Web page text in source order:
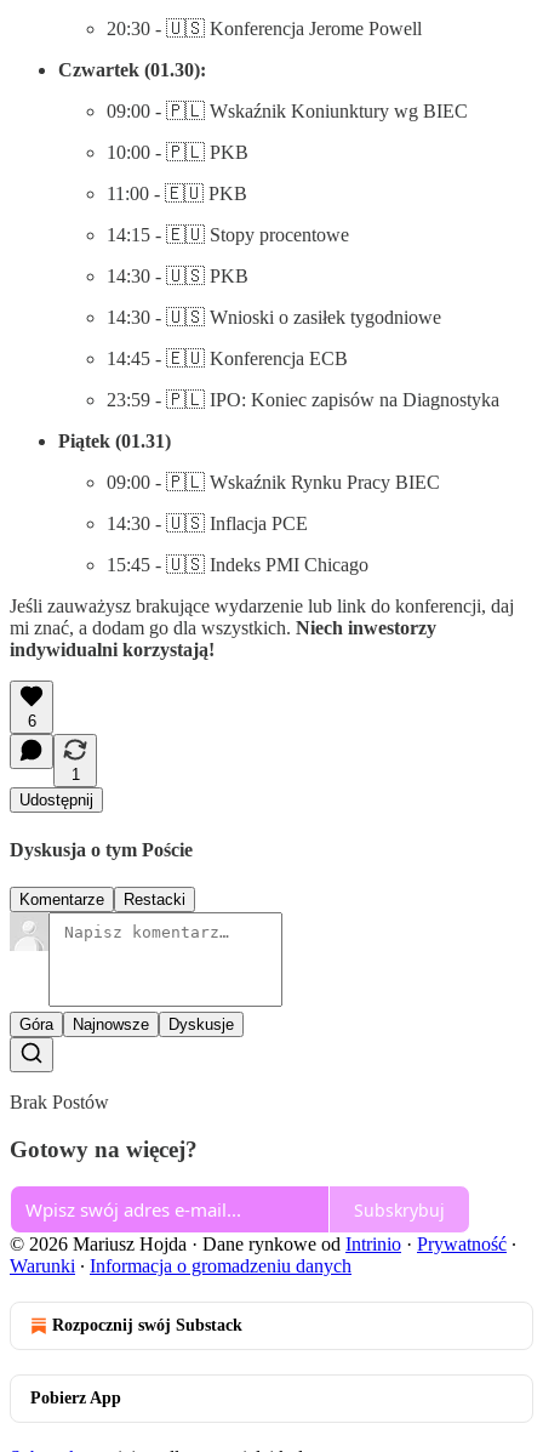
20:30 - 🇺🇸 Konferencja Jerome Powell
Czwartek (01.30):
09:00 - 🇵🇱 Wskaźnik Koniunktury wg BIEC
10:00 - 🇵🇱 PKB
11:00 - 🇪🇺 PKB
14:15 - 🇪🇺 Stopy procentowe
14:30 - 🇺🇸 PKB
14:30 - 🇺🇸 Wnioski o zasiłek tygodniowe
14:45 - 🇪🇺 Konferencja ECB
23:59 - 🇵🇱 IPO: Koniec zapisów na Diagnostyka
Piątek (01.31)
09:00 - 🇵🇱 Wskaźnik Rynku Pracy BIEC
14:30 - 🇺🇸 Inflacja PCE
15:45 - 🇺🇸 Indeks PMI Chicago
Jeśli zauważysz brakujące wydarzenie lub link do konferencji, daj
mi znać, a dodam go dla wszystkich. Niech inwestorzy
indywidualni korzystają!
6
1
Udostępnij
Dyskusja o tym Poście
Komentarze Restacki
Góra Najnowsze Dyskusje
Brak Postów
Gotowy na więcej?
Subskrybuj
© 2026 Mariusz Hojda · Dane rynkowe od Intrinio · Prywatność ∙
Warunki ∙ Informacja o gromadzeniu danych
Rozpocznij swój Substack
Pobierz App